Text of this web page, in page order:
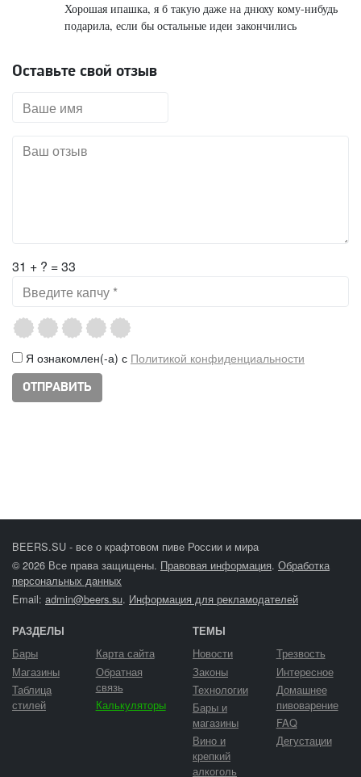
Хорошая ипашка, я б такую даже на днюху кому-нибудь
подарила, если бы остальные идеи закончились
Оставьте свой отзыв
31 + ? = 33
Я ознакомлен(-а) с Политикой конфиденциальности
BEERS.SU - все о крафтовом пиве России и мира
© 2026 Все права защищены. Правовая информация. Обработка
персональных данных
Email: admin@beers.su. Информация для рекламодателей
РАЗДЕЛЫ
Бары
Магазины
Таблица
стилей
Карта сайта
Обратная
связь
Калькуляторы
ТЕМЫ
Новости
Законы
Технологии
Бары и
магазины
Вино и
крепкий
алкоголь
Трезвость
Интересное
Домашнее
пивоварение
FAQ
Дегустации